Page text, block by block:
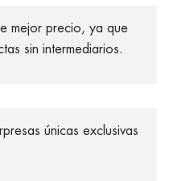
mejor precio, ya que
sin intermediarios.
únicas exclusivas